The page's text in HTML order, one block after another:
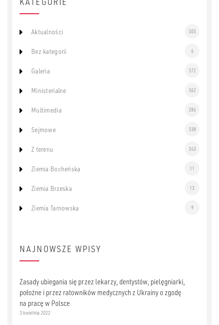
Aktualności 505
Bez kategorii 6
Galeria 372
Ministerialne 362
Multimedia 284
Sejmowe 338
Z terenu 343
Ziemia Bocheńska 11
Ziemia Brzeska 13
Ziemia Tarnowska 9
NAJNOWSZE WPISY
Zasady ubiegania się przez lekarzy, dentystów, pielęgniarki,
położne i przez ratowników medycznych z Ukrainy o zgodę
na pracę w Polsce
3 kwietnia 2022